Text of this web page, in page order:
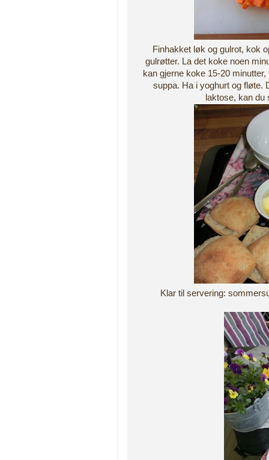
Finhakket løk og gulrot, kok
gulrøtter. La det koke noen
kan gjerne koke 15-20
suppa. Ha i yoghurt og fløte.
laktose, kan du
Klar til servering: